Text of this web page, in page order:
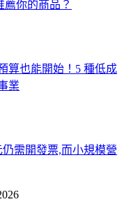
薦你的商品？
算也能開始！5 種低成
業
需開發票,而小規模營